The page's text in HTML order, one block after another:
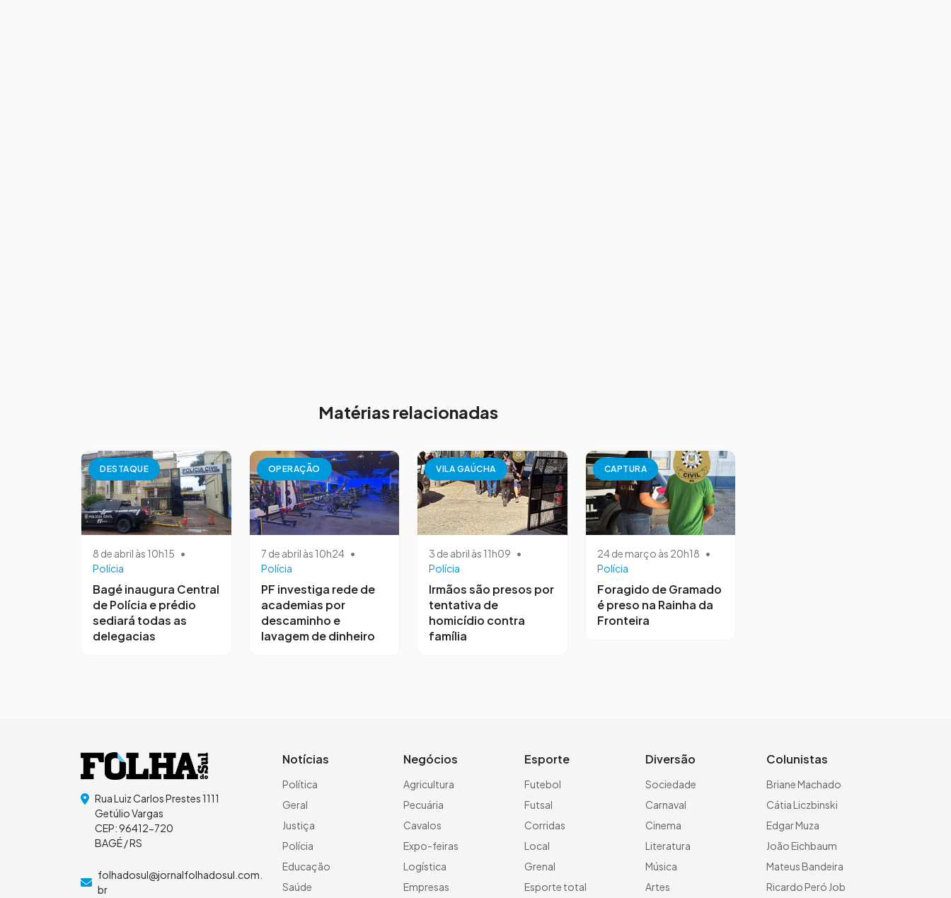
Matérias relacionadas
DESTAQUE
8 de abril às 10h15 •
Polícia
Bagé inaugura Central
de Polícia e prédio
sediará todas as
delegacias
OPERAÇÃO
7 de abril às 10h24 •
Polícia
PF investiga rede de
academias por
descaminho e
lavagem de dinheiro
VILA GAÚCHA
3 de abril às 11h09 •
Polícia
Irmãos são presos por
tentativa de
homicídio contra
família
CAPTURA
24 de março às 20h18 •
Polícia
Foragido de Gramado
é preso na Rainha da
Fronteira
Rua Luiz Carlos Prestes 1111
Getúlio Vargas
CEP: 96412-720
BAGÉ / RS
folhadosul@jornalfolhadosul.com.
br
Notícias
Política
Geral
Justiça
Polícia
Educação
Saúde
Negócios
Agricultura
Pecuária
Cavalos
Expo-feiras
Logística
Empresas
Esporte
Futebol
Futsal
Corridas
Local
Grenal
Esporte total
Diversão
Sociedade
Carnaval
Cinema
Literatura
Música
Artes
Colunistas
Briane Machado
Cátia Liczbinski
Edgar Muza
João Eichbaum
Mateus Bandeira
Ricardo Peró Job